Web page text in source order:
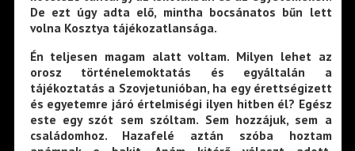
De ezt úgy adta elő, mintha bocsánatos bűn lett
volna Kosztya tájékozatlansága.
Én teljesen magam alatt voltam. Milyen lehet az
orosz történelemoktatás és egyáltalán a
tájékoztatás a Szovjetunióban, ha egy érettségizett
és egyetemre járó értelmiségi ilyen hitben él? Egész
este egy szót sem szóltam. Sem hozzájuk, sem a
családomhoz. Hazafelé aztán szóba hoztam